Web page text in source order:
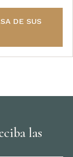
DE SUS
las